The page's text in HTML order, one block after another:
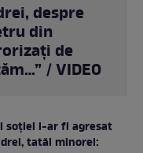
despre
din
de
/ VIDEO
soției i-ar fi agresat
tatăl minorei: